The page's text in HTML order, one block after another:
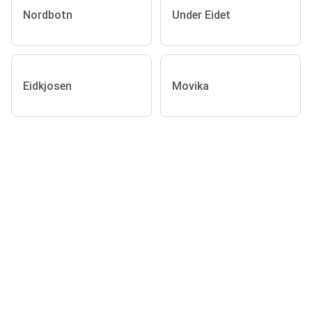
Nordbotn Under Eidet
Eidkjosen Movika